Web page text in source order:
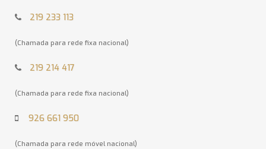
219 233 113
(Chamada para rede fixa nacional)
219 214 417
(Chamada para rede fixa nacional)
926 661 950
(Chamada para rede móvel nacional)